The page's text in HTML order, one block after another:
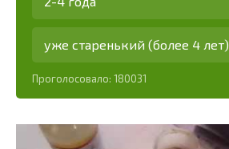
уже старенький (более 4 лет)
Проголосовало: 180031